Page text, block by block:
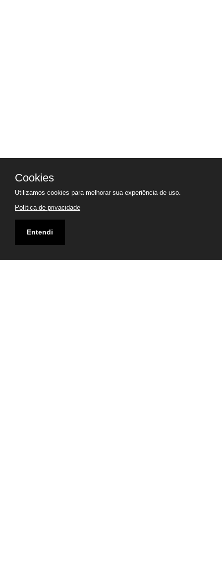
Cookies
Utilizamos cookies para melhorar sua experiência de uso.
Política de privacidade
Entendi